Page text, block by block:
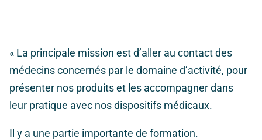
« La principale mission est d’aller au contact des
médecins concernés par le domaine d’activité, pour
présenter nos produits et les accompagner dans
leur pratique avec nos dispositifs médicaux.
Il y a une partie importante de formation.